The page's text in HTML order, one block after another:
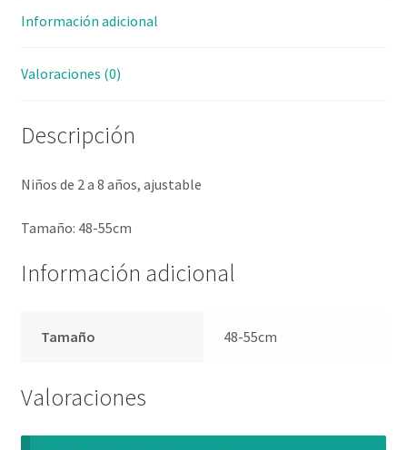
Información adicional
Valoraciones (0)
Descripción
Niños de 2 a 8 años, ajustable
Tamaño: 48-55cm
Información adicional
Tamaño 48-55cm
Valoraciones